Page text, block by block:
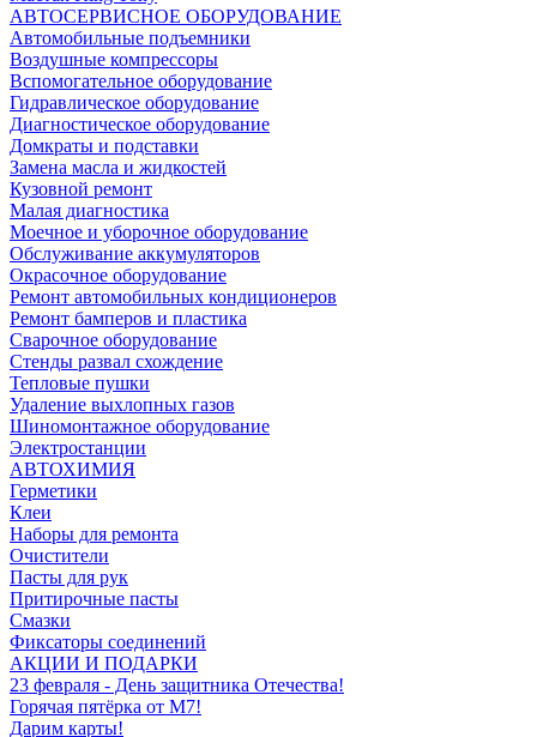
АВТОСЕРВИСНОЕ ОБОРУДОВАНИЕ
Автомобильные подъемники
Воздушные компрессоры
Вспомогательное оборудование
Гидравлическое оборудование
Диагностическое оборудование
Домкраты и подставки
Замена масла и жидкостей
Кузовной ремонт
Малая диагностика
Моечное и уборочное оборудование
Обслуживание аккумуляторов
Окрасочное оборудование
Ремонт автомобильных кондиционеров
Ремонт бамперов и пластика
Сварочное оборудование
Стенды развал схождение
Тепловые пушки
Удаление выхлопных газов
Шиномонтажное оборудование
Электростанции
АВТОХИМИЯ
Герметики
Клеи
Наборы для ремонта
Очистители
Пасты для рук
Притирочные пасты
Смазки
Фиксаторы соединений
АКЦИИ И ПОДАРКИ
23 февраля - День защитника Отечества!
Горячая пятёрка от M7!
Дарим карты!